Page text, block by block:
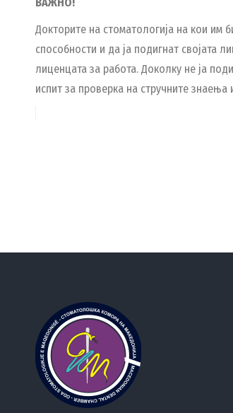
Докторите на стоматологија на кои им
способности и да ја подигнат
лиценцата за работа. Доколку не ја
испит за проверка на стручните знаења